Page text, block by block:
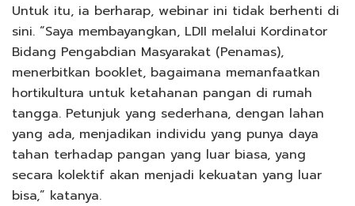
Untuk itu, ia berharap, webinar ini tidak berhenti di
sini. “Saya membayangkan, LDII melalui Kordinator
Bidang Pengabdian Masyarakat (Penamas),
menerbitkan booklet, bagaimana memanfaatkan
hortikultura untuk ketahanan pangan di rumah
tangga. Petunjuk yang sederhana, dengan lahan
yang ada, menjadikan individu yang punya daya
tahan terhadap pangan yang luar biasa, yang
secara kolektif akan menjadi kekuatan yang luar
bisa,” katanya.